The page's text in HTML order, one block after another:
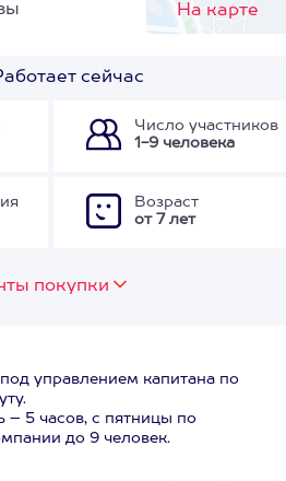
На карте
сейчас
Число участников
1-9 человека
Возраст
от 7 лет
покупки
управлением капитана по
– 5 часов, с пятницы по
до 9 человек.